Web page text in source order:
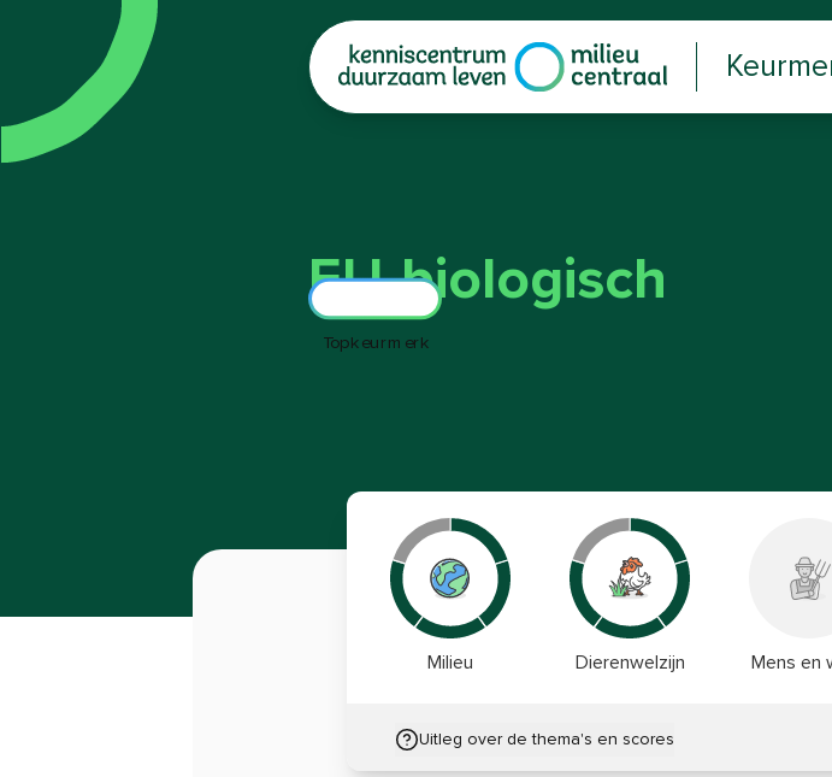
|
EU-biologisch
Topkeurmerk
Milieu Dierenwelzijn Mens en
Uitleg over de thema's en scores